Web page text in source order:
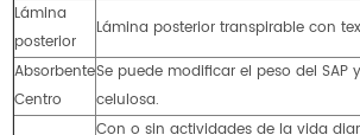
Lámina
posterior
Lámina posterior transpirable con
Absorbente
Centro
Se puede modificar el peso del SAP
celulosa.
Con o sin actividades de la vida